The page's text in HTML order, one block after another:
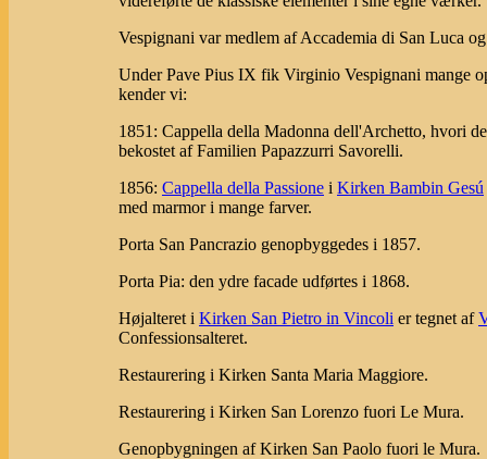
Vespignani var medlem af Accademia di San Luca
Under Pave Pius IX fik Virginio Vespignani mange
kender vi:
1851: Cappella della Madonna dell'Archetto, hvori
bekostet af Familien Papazzurri Savorelli.
1856: Cappella della Passione i Kirken Bambin Gesú
med marmor i mange farver.
Porta San Pancrazio genopbyggedes i 1857.
Porta Pia: den ydre facade udførtes i 1868.
Højalteret i Kirken San Pietro in Vincoli er tegnet af
Confessionsalteret.
Restaurering i Kirken Santa Maria Maggiore.
Restaurering i Kirken San Lorenzo fuori Le Mura.
Genopbygningen af Kirken San Paolo fuori le Mura.